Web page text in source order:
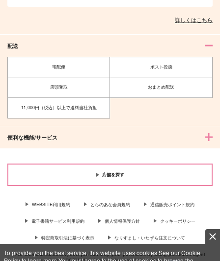
To provide you the best service, this website uses cookies.See our Cookie
詳しくはこちら
配送
宅配便 ポスト投函
店頭受取 おまとめ配送
11,000円（税込）以上で送料当社負担
便利な機能/サービス
店舗を探す
WEBSITE利用規約 とらのあな会員規約 通信販売ポイント規約
電子書籍サービス利用規約 個人情報保護方針 クッキーポリシー
特定商取引法に基づく表示 なりすまし・いたずら注文について
For Overseas customer, now you can ship your purchases by using purchases agent